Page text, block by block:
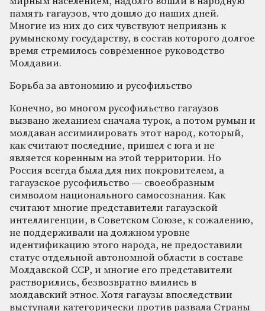
память гагаузов, что дошло до наших дней.
Многие из них до сих чувствуют неприязнь к
румынскому государству, в состав которого долгое
время стремилось современное руководство
Молдавии.
Борьба за автономию и русофильство
Конечно, во многом русофильство гагаузов
вызвано желанием сначала турок, а потом румын и
молдаван ассимилировать этот народ, который,
как считают последние, пришел с юга и не
является коренным на этой территории. Но
Россия всегда была для них покровителем, а
гагаузское русофильство — своеобразным
символом национального самосознания. Как
считают многие представители гагаузской
интеллигенции, в Советском Союзе, к сожалению,
не поддерживали на должном уровне
идентификацию этого народа, не предоставили
статус отдельной автономной области в составе
Молдавской ССР, и многие его представители
растворились, безвозвратно влились в
молдавский этнос. Хотя гагаузы впоследствии
выступали категорически против развала Страны